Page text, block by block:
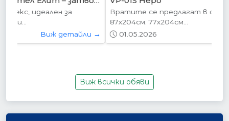
Вратите се предлагат в следните размери:
01.05.2026
Виж детайли →
Виж всички обяви